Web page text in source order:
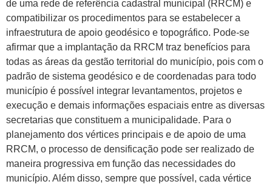
de uma rede de referência cadastral municipal (RRCM) e
compatibilizar os procedimentos para se estabelecer a
infraestrutura de apoio geodésico e topográfico. Pode-se
afirmar que a implantação da RRCM traz benefícios para
todas as áreas da gestão territorial do município, pois com o
padrão de sistema geodésico e de coordenadas para todo
município é possível integrar levantamentos, projetos e
execução e demais informações espaciais entre as diversas
secretarias que constituem a municipalidade. Para o
planejamento dos vértices principais e de apoio de uma
RRCM, o processo de densificação pode ser realizado de
maneira progressiva em função das necessidades do
município. Além disso, sempre que possível, cada vértice